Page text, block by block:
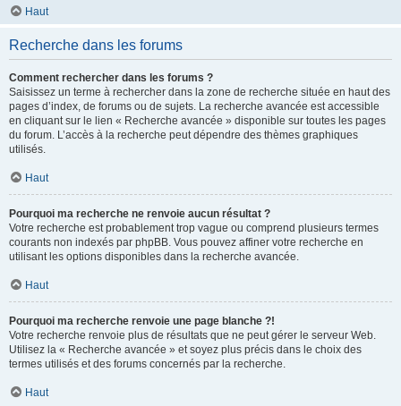
Haut
Recherche dans les forums
Comment rechercher dans les forums ?
Saisissez un terme à rechercher dans la zone de recherche située en haut des
pages d’index, de forums ou de sujets. La recherche avancée est accessible
en cliquant sur le lien « Recherche avancée » disponible sur toutes les pages
du forum. L’accès à la recherche peut dépendre des thèmes graphiques
utilisés.
Haut
Pourquoi ma recherche ne renvoie aucun résultat ?
Votre recherche est probablement trop vague ou comprend plusieurs termes
courants non indexés par phpBB. Vous pouvez affiner votre recherche en
utilisant les options disponibles dans la recherche avancée.
Haut
Pourquoi ma recherche renvoie une page blanche ?!
Votre recherche renvoie plus de résultats que ne peut gérer le serveur Web.
Utilisez la « Recherche avancée » et soyez plus précis dans le choix des
termes utilisés et des forums concernés par la recherche.
Haut